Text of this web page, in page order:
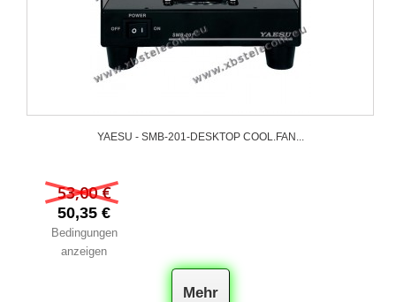
YAESU - SMB-201-DESKTOP COOL.FAN...
53,00 €
50,35 €
Bedingungen
anzeigen
Mehr